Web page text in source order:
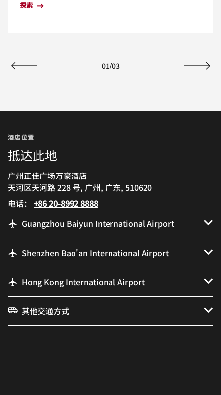
探索
01/03
酒店位置
抵达此地
广州正佳广场万豪酒店
天河区天河路 228 号, 广州, 广东, 510620
电话： +86 20-8992 8888
Guangzhou Baiyun International Airport
Shenzhen Bao'an International Airport
Hong Kong International Airport
其他交通方式